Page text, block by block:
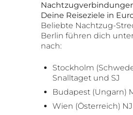
Deine Reiseziele in
Beliebte Nachtzug-
Berlin führen dich
nach:
Stockholm
Snalltaget und SJ
Budapest (Ungarn)
Wien (Österreich) NJ